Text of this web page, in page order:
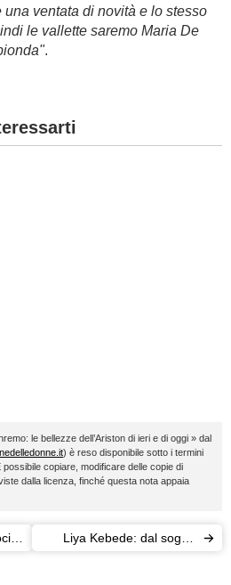
ventata di novità e lo stesso
le vallette saremo Maria De
.
le bellezze dell’Ariston di ieri e di oggi » dal
) è reso disponibile sotto i termini
possibile copiare, modificare delle copie di
dalla licenza, finché questa nota appaia
Liya Kebede: dal sogno